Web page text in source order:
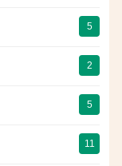
5
2
5
11